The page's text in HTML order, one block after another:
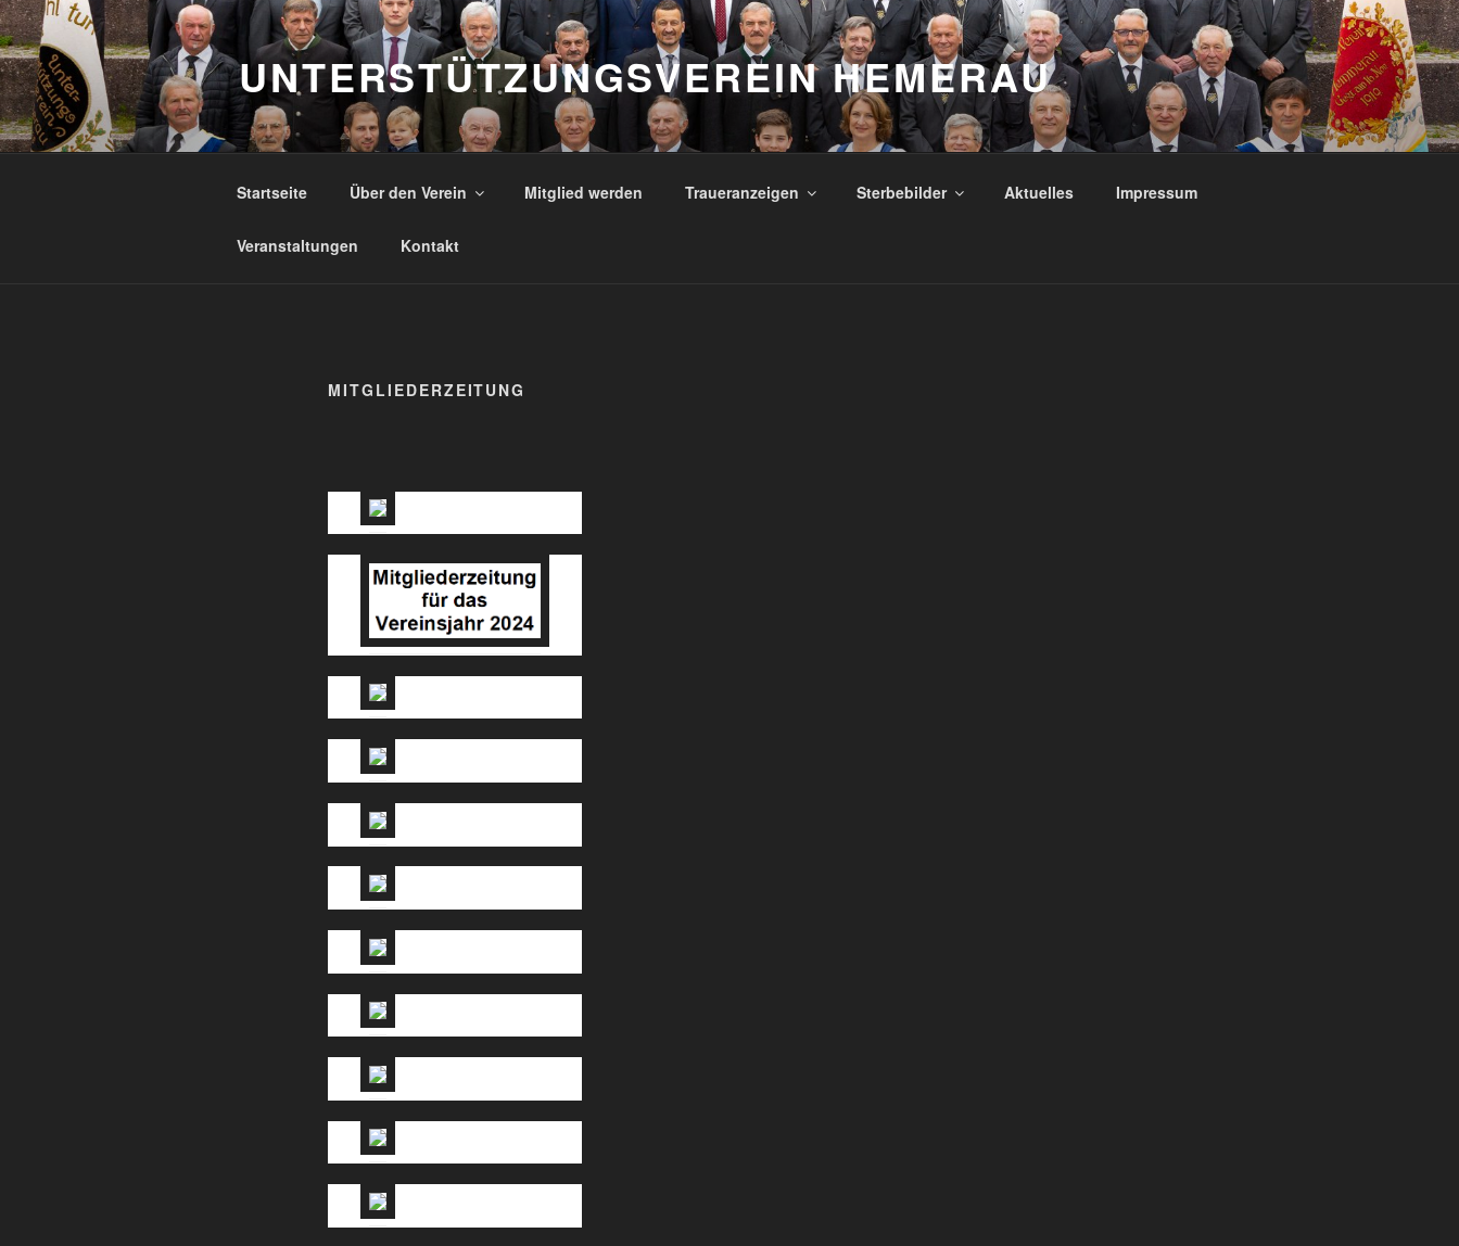
Zum
Inhalt
springen
UNTERSTÜTZUNGSVEREIN HEMERAU
Startseite Über den Verein Mitglied werden Traueranzeigen Sterbebilder Aktuelles Impressum
Veranstaltungen Kontakt
MITGLIEDERZEITUNG